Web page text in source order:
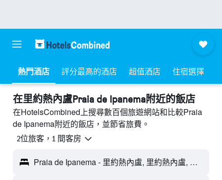
熱門酒店 評分最高的酒店 超值酒店 住宿選擇
​在里約熱內盧Praia de Ipanema附近​的飯店
在HotelsCombined上搜尋數百個旅遊網站和比較Praia
de Ipanema附近的飯店，並節省旅費。
2位旅客，1 間客房
Praia de Ipanema - 里約熱內盧, 里約熱內盧, 巴西